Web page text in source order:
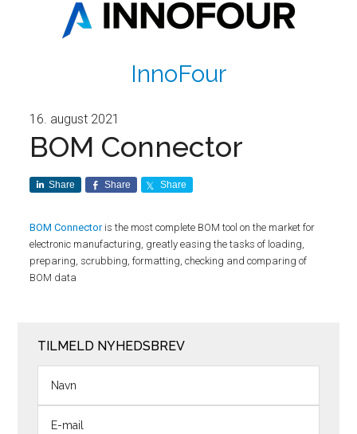
InnoFour
16. august 2021
BOM Connector
Share Share Share
BOM Connectoris the most complete BOM tool on the market for
electronic manufacturing, greatly easing the tasks of loading,
preparing, scrubbing, formatting, checking and comparing of
BOM data
TILMELD NYHEDSBREV